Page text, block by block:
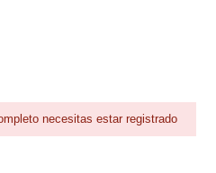
necesitas estar registrado